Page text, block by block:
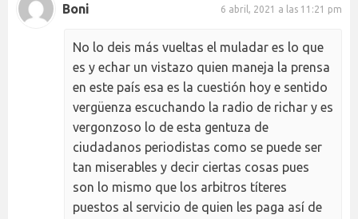
Boni 6 abril, 2021 a las 11:21 pm
No lo deis más vueltas el muladar es lo que
es y echar un vistazo quien maneja la prensa
en este país esa es la cuestión hoy e sentido
vergüenza escuchando la radio de richar y es
vergonzoso lo de esta gentuza de
ciudadanos periodistas como se puede ser
tan miserables y decir ciertas cosas pues
son lo mismo que los arbitros títeres
puestos al servicio de quien les paga así de